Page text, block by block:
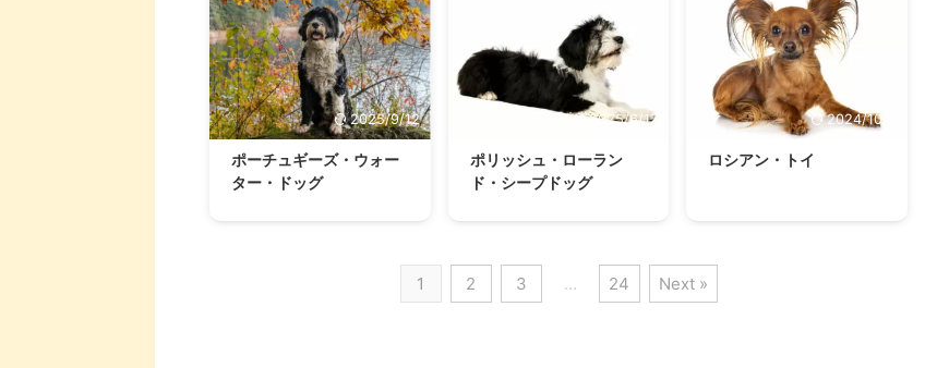
2025/9/12
ポーチュギーズ・ウォー
ター・ドッグ
2025/6/17
ポリッシュ・ローラン
ド・シープドッグ
2024/10/2
ロシアン・トイ
1 2 3 … 24 Next »